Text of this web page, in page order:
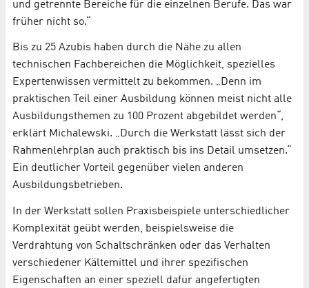
und getrennte Bereiche für die einzelnen Berufe. Das war
früher nicht so.“
Bis zu 25 Azubis haben durch die Nähe zu allen
technischen Fachbereichen die Möglichkeit, spezielles
Expertenwissen vermittelt zu bekommen. „Denn im
praktischen Teil einer Ausbildung können meist nicht alle
Ausbildungsthemen zu 100 Prozent abgebildet werden“,
erklärt Michalewski. „Durch die Werkstatt lässt sich der
Rahmenlehrplan auch praktisch bis ins Detail umsetzen.“
Ein deutlicher Vorteil gegenüber vielen anderen
Ausbildungsbetrieben.
In der Werkstatt sollen Praxisbeispiele unterschiedlicher
Komplexität geübt werden, beispielsweise die
Verdrahtung von Schaltschränken oder das Verhalten
verschiedener Kältemittel und ihrer spezifischen
Eigenschaften an einer speziell dafür angefertigten